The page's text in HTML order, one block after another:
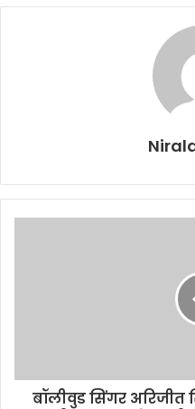
बॉलीवुड सिंगर अरिजीत